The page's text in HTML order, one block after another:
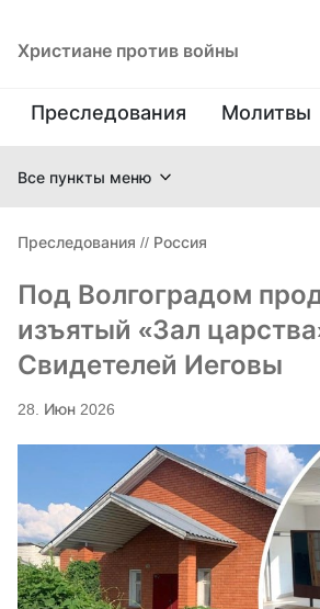
Христиане против войны
Преследования Молитвы
Все пункты меню
Преследования // Россия
Под Волгоградом
изъятый «Зал
Свидетелей Иеговы
28. Июн 2026